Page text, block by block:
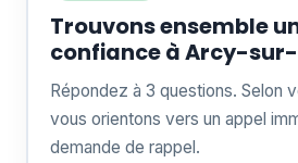
Trouvons ensemble
confiance à Arcy-
Répondez à 3 questions. Selon
vous orientons vers un appel
demande de rappel.